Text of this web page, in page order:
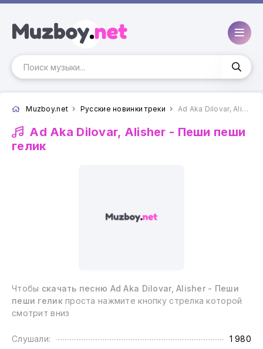
Muzboy.net Русские новинки треки Ad Aka Dilovar, Alisher - Пеши пеши гелик
Ad Aka Dilovar, Alisher - Пеши пеши
гелик
Чтобы скачать песню Ad Aka Dilovar, Alisher - Пеши
пеши геликпроста нажмите кнопку стрелка которой
смотрит вниз
Слушали:
1 980